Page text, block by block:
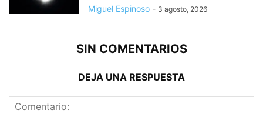
Miguel Espinoso - 3 agosto, 2026
SIN COMENTARIOS
DEJA UNA RESPUESTA